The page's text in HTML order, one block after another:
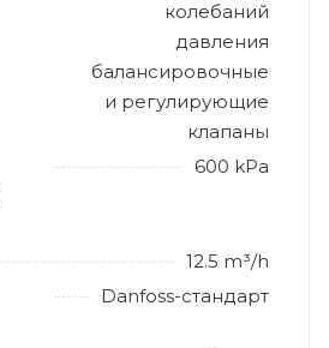
колебаний
давления
балансировочные
и регулирующие
клапаны
600 kPa
12.5 m³/h
Danfoss-стандарт